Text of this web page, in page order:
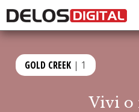
GOLD CREEK | 1
Vivi o